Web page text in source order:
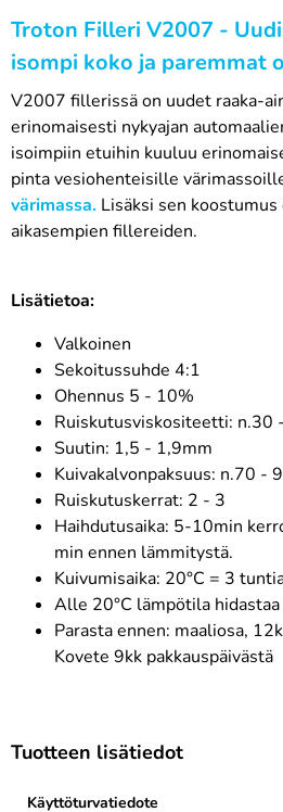
Troton Filleri V2007 -
isompi koko ja paremmat
V2007 fillerissä on uudet raaka-
erinomaisesti nykyajan
isoimpiin etuihin kuuluu
pinta vesiohenteisille
värimassa. Lisäksi sen
aikasempien fillereiden.
Lisätietoa:
Valkoinen
Sekoitussuhde 4:1
Ohennus 5 - 10%
Ruiskutusviskositeetti: n.30
Suutin: 1,5 - 1,9mm
Kuivakalvonpaksuus: n.70 -
Ruiskutuskerrat: 2 - 3
Haihdutusaika: 5-10min
min ennen lämmitystä.
Kuivumisaika: 20°C = 3
Alle 20°C lämpötila
Parasta ennen: maaliosa,
Kovete 9kk pakkauspäivästä
Tuotteen lisätiedot
Käyttöturvatiedote